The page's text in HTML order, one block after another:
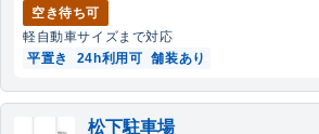
空き待ち可
軽自動車サイズまで対応
平置き
24h利用可 舗装あり
松下駐車場